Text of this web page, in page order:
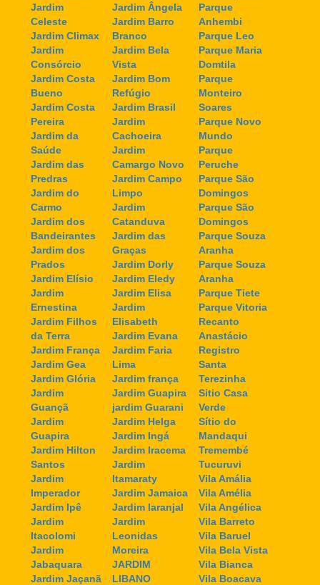
Jardim
Celeste
Jardim Climax
Jardim
Consórcio
Jardim Costa
Bueno
Jardim Costa
Pereira
Jardim da
Saúde
Jardim das
Predras
Jardim do
Carmo
Jardim dos
Bandeirantes
Jardim dos
Prados
Jardim Elísio
Jardim
Ernestina
Jardim Filhos
da Terra
Jardim França
Jardim Gea
Jardim Glória
Jardim
Guançã
Jardim
Guapira
Jardim Hilton
Santos
Jardim
Imperador
Jardim Ipê
Jardim
Itacolomi
Jardim
Jabaquara
Jardim Jaçanã
Jardim Ângela
Jardim Barro
Branco
Jardim Bela
Vista
Jardim Bom
Refúgio
Jardim Brasil
Jardim
Cachoeira
Jardim
Camargo Novo
Jardim Campo
Limpo
Jardim
Catanduva
Jardim das
Graças
Jardim Dorly
Jardim Eledy
Jardim Elisa
Jardim
Elisabeth
Jardim Evana
Jardim Faria
Lima
Jardim frança
Jardim Guapira
jardim Guarani
Jardim Helga
Jardim Ingá
Jardim Iracema
Jardim
Itamaraty
Jardim Jamaica
Jardim laranjal
Jardim
Leonidas
Moreira
JARDIM
LIBANO
Parque
Anhembi
Parque Leo
Parque Maria
Domtila
Parque
Monteiro
Soares
Parque Novo
Mundo
Parque
Peruche
Parque São
Domingos
Parque São
Domingos
Parque Souza
Aranha
Parque Souza
Aranha
Parque Tiete
Parque Vitoria
Recanto
Anastácio
Registro
Santa
Terezinha
Sitio Casa
Verde
Sítio do
Mandaqui
Tremembé
Tucuruvi
Vila Amália
Vila Amélia
Vila Angélica
Vila Barreto
Vila Baruel
Vila Bela Vista
Vila Bianca
Vila Boacava